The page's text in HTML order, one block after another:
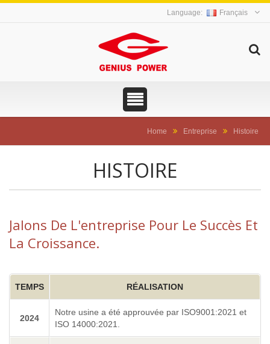
Français
Home Entreprise Histoire
HISTOIRE
Jalons De L'entreprise Pour Le Succès Et
La Croissance.
TEMPS RÉALISATION
2024
Notre usine a été approuvée par ISO9001:2021 et
ISO 14000:2021.